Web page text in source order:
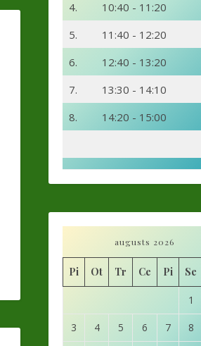
4.
10:40 - 11:20
5.
11:40 - 12:20
6.
12:40 - 13:20
7.
13:30 - 14:10
8.
14:20 - 15:00
augusts 2026
Pi Ot Tr Ce Pi Se
1
3 4 5 6 7 8